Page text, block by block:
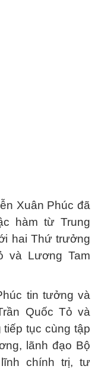
Xuân Phúc đã
hàm từ Trung
hai Thứ trưởng
và Lương Tam
tin tưởng và
Quốc Tỏ và
tục cùng tập
lãnh đạo Bộ
chính trị, tư